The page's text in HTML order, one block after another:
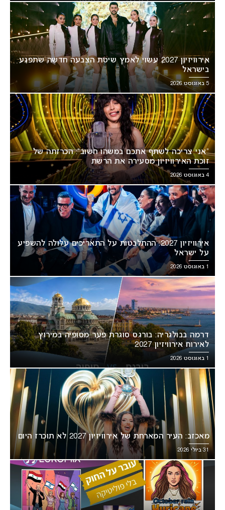
אירוויזיון 2027 עשוי לאמץ שיטת הצבעה חדשה שתפגע
בישראל
5 באוגוסט 2026
“אני צריכה לשתף אתכם במשהו חשוב”: הכרזתה של
זוכת האירוויזיון מסעירה את הרשת
4 באוגוסט 2026
אירוויזיון 2027: ההתלבטות על התאריכים עלולה להשפיע
על ישראל
1 באוגוסט 2026
דרמה בבולגריה: בורגס סוגרת פער מסופיה במירוץ
לאירוח אירוויזיון 2027
1 באוגוסט 2026
מאכזב: העיר המארחת של אירוויזיון 2027 לא תוכרז היום
31 ביולי 2026